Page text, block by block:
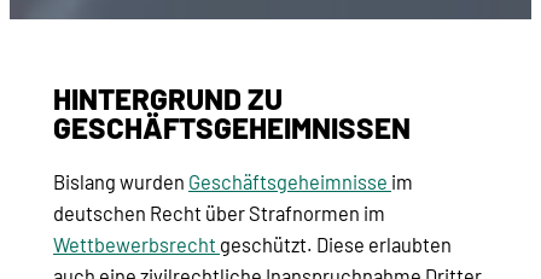
HINTERGRUND ZU
GESCHÄFTSGEHEIMNISSEN
Bislang wurden Geschäftsgeheimnisse im
deutschen Recht über Strafnormen im
Wettbewerbsrecht geschützt. Diese erlaubten